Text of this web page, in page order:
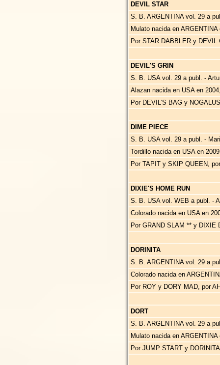
DEVIL STAR
S. B. ARGENTINA vol. 29 a
Mulato nacida en
Por STAR DABBLER y DEVIL
DEVIL'S GRIN
S. B. USA vol. 29 a publ. -
Alazan nacida en USA en
Por DEVIL'S BAG y
DIME PIECE
S. B. USA vol. 29 a publ. -
Tordillo nacida en USA en
Por TAPIT y SKIP QUEEN,
DIXIE'S HOME RUN
S. B. USA vol. WEB a publ. -
Colorado nacida en USA en
Por GRAND SLAM ** y DIXIE
DORINITA
S. B. ARGENTINA vol. 29 a
Colorado nacida en
Por ROY y DORY MAD, por
DORT
S. B. ARGENTINA vol. 29 a
Mulato nacida en
Por JUMP START y